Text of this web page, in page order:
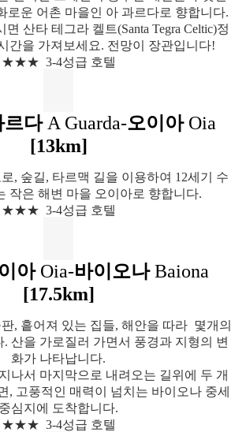
로운 어촌 마을인 아 과르다로 향합니다.
산타 테그라 켈트(Santa Tegra Celtic)정
간을 가져보세요. 전망이 장관입니다!
★★★ 3-4성급 호텔
르다A Guarda-오이아Oia
[13km]
, 숲길, 타르맥 길을 이용하여 12세기 수
작은 해변 마을 오이아로 향합니다.
★★★ 3-4성급 호텔
아Oia-바이오나Baiona
[17.5km]
, 흩어져 있는 집들, 해안을 따라 몇개의
. 산을 가로질러 가면서 풍경과 지형의 변
화가 나타납니다.
나서 마지막으로 내려오는 길위에 두 개
, 고풍적인 매력이 넘치는 바이오나 중세
중심지에 도착합니다.
★★★ 3-4성급 호텔